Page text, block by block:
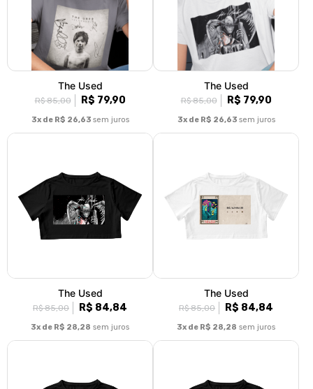
The Used
R$ 85,00 R$ 79,90
3x de R$ 26,63 sem juros
The Used
R$ 85,00 R$ 79,90
3x de R$ 26,63 sem juros
The Used
R$ 85,00 R$ 84,84
3x de R$ 28,28 sem juros
The Used
R$ 85,00 R$ 84,84
3x de R$ 28,28 sem juros